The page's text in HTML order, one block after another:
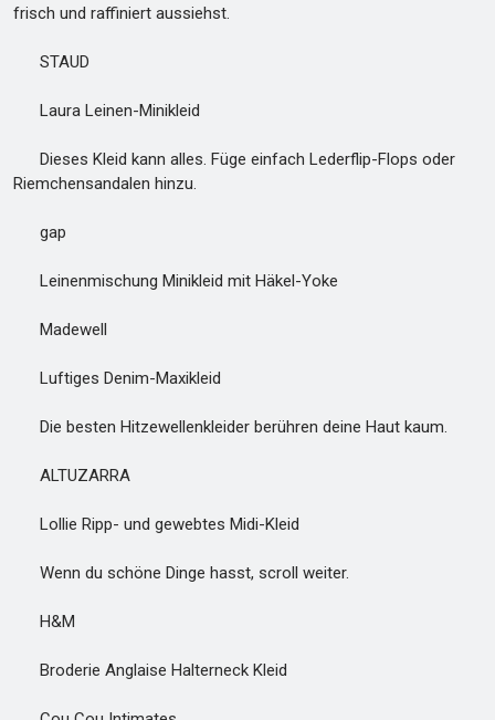
frisch und raffiniert aussiehst.
STAUD
Laura Leinen-Minikleid
Dieses Kleid kann alles. Füge einfach Lederflip-Flops oder
Riemchensandalen hinzu.
gap
Leinenmischung Minikleid mit Häkel-Yoke
Madewell
Luftiges Denim-Maxikleid
Die besten Hitzewellenkleider berühren deine Haut kaum.
ALTUZARRA
Lollie Ripp- und gewebtes Midi-Kleid
Wenn du schöne Dinge hasst, scroll weiter.
H&M
Broderie Anglaise Halterneck Kleid